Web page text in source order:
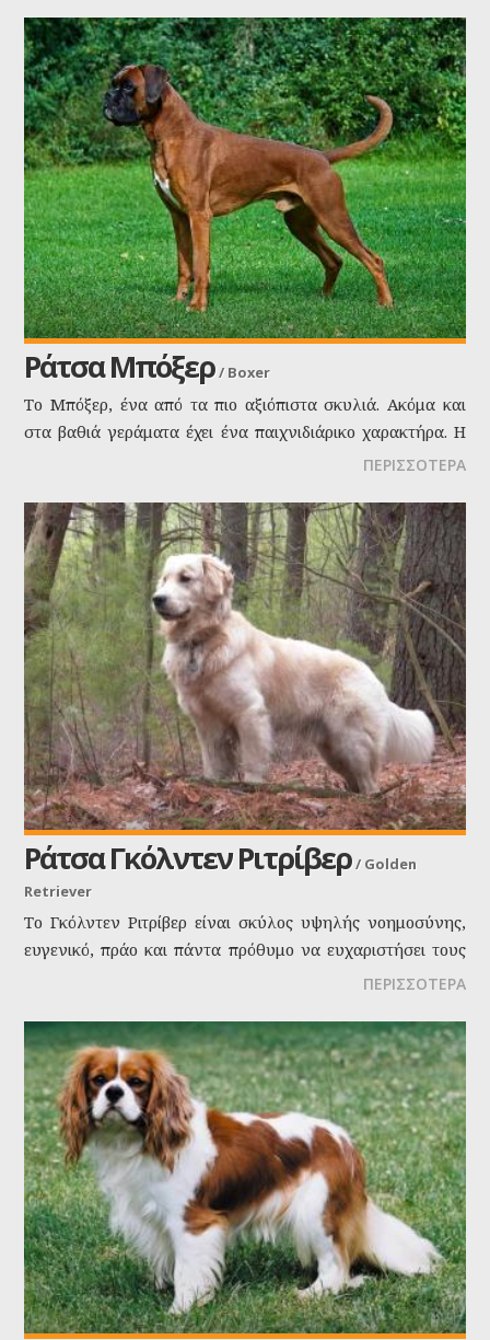
Ράτσα Μπόξερ /Boxer
Το Mπόξερ, ένα από τα πιo αξιόπιστα σκυλιά. Ακόμα και
στα βαθιά γεράματα έχει ένα παιχνιδιάρικο χαρακτήρα. H
εξυπνάδα του, η προθυμία του, η σεμνότητα και η
σκύλο για οικογένειες. Είναι ειλικρινής, πιστός, και έχει
εξαιρετική συμπεριφορά απέναντι στα παιδιά.
ΠΕΡΙΣΣΟΤΕΡΑ
Ράτσα Γκόλντεν Ριτρίβερ /Golden
Retriever
Το Γκόλντεν Ριτρίβερ είναι σκύλος υψηλής νοημοσύνης,
ευγενικό, πράο και πάντα πρόθυμο να ευχαριστήσει τους
γύρω του. Από τα σκυλιά που δεν δαγκώνουν ποτέ, με
πράγμα που το κάνει μάλλον μέτριο φύλακα, αλλά
αξιολάτρευτο.
ΠΕΡΙΣΣΟΤΕΡΑ